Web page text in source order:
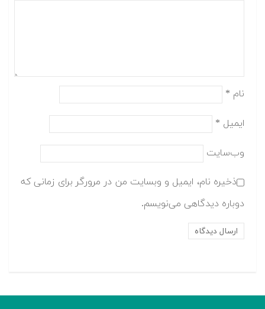
نام *
ایمیل *
وب‌سایت
ذخیره نام، ایمیل و وبسایت من در مرورگر برای زمانی که
دوباره دیدگاهی می‌نویسم.